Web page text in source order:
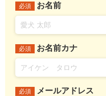
必須 お名前
必須 お名前カナ
必須 メールアドレス